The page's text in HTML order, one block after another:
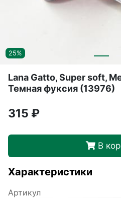
25%
Lana Gatto, Super soft,
Темная фуксия (13976)
315 ₽
В
Характеристики
Артикул